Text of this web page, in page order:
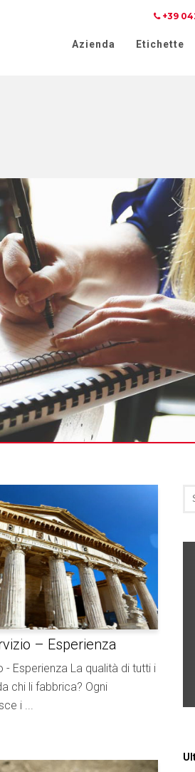
+39
Azienda Etichette
– Esperienza
- Esperienza La qualità di tutti i
chi li fabbrica? Ogni
i ...
Le tue preferenze relative alla